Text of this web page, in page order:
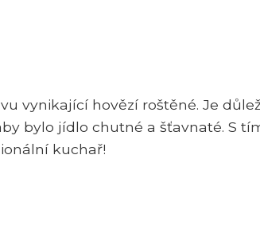
vynikající hovězí roštěné. Je
bylo jídlo chutné a šťavnaté. S
kuchař!